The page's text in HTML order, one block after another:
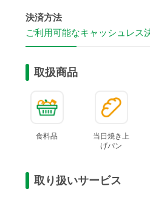
決済方法
ご利用可能なキャッシュレス
取扱商品
食料品
当日焼き上
げパン
取り扱いサービス